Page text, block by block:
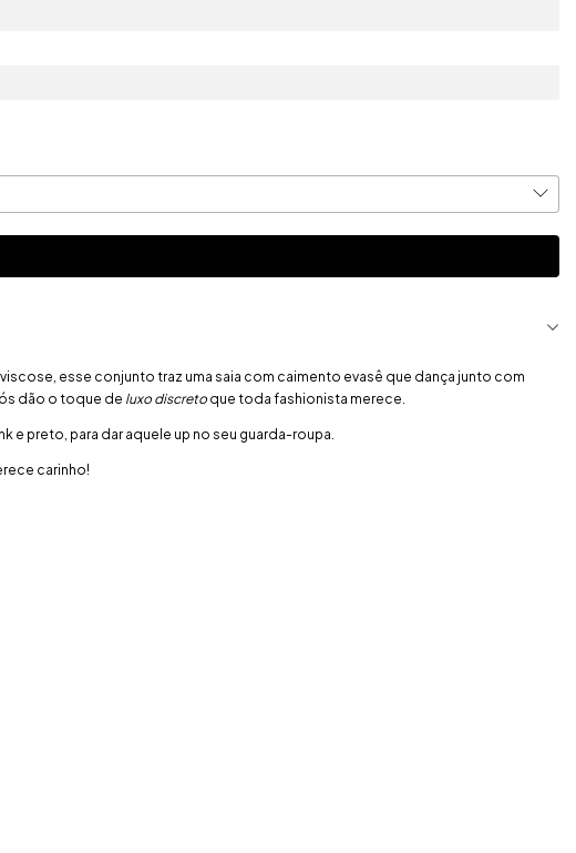
esse conjunto traz uma saia com caimento evasê que dança junto com
dão o toque de luxo discreto que toda fashionista merece.
e preto, para dar aquele up no seu guarda-roupa.
carinho!